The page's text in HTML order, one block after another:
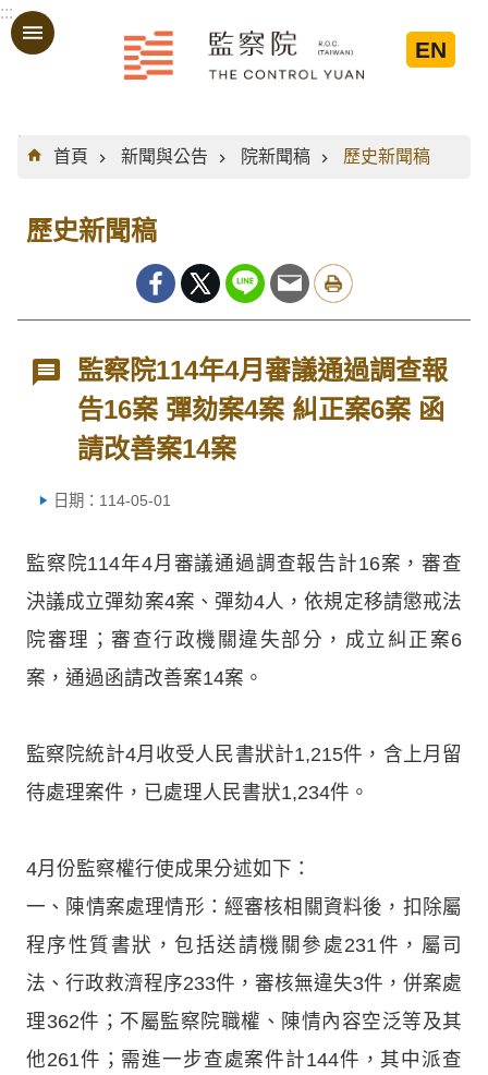
跳到主要內容區塊
:::
EN
:::
首頁
新聞與公告 院新聞稿 歷史新聞稿
歷史新聞稿
監察院114年4月審議通過調查報
告16案 彈劾案4案 糾正案6案 函
請改善案14案
日期：114-05-01
監察院114年4月審議通過調查報告計16案，審查
決議成立彈劾案4案、彈劾4人，依規定移請懲戒法
院審理；審查行政機關違失部分，成立糾正案6
案，通過函請改善案14案。
監察院統計4月收受人民書狀計1,215件，含上月留
待處理案件，已處理人民書狀1,234件。
4月份監察權行使成果分述如下：
一、陳情案處理情形：經審核相關資料後，扣除屬
程序性質書狀，包括送請機關參處231件，屬司
法、行政救濟程序233件，審核無違失3件，併案處
理362件；不屬監察院職權、陳情內容空泛等及其
他261件；需進一步查處案件計144件，其中派查